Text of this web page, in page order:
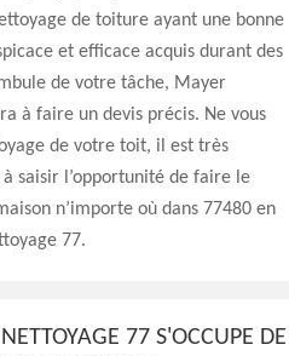
de toiture ayant une bonne
et efficace acquis durant des
de votre tâche, Mayer
à faire un devis précis. Ne vous
de votre toit, il est très
saisir l’opportunité de faire le
n’importe où dans 77480 en
77.
77 S'OCCUPE DE